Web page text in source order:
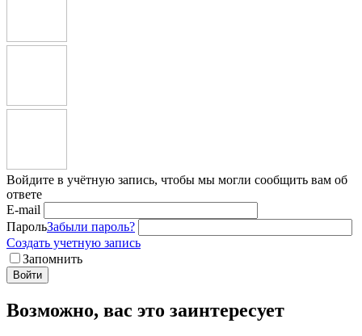
Войдите в учётную запись, чтобы мы могли сообщить вам об
ответе
E-mail
ПарольЗабыли пароль?
Создать учетную запись
Запомнить
Войти
Возможно, вас это заинтересует